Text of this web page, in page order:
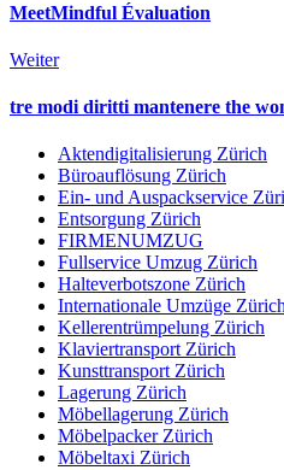
MeetMindful Évaluation
Weiter
tre modi diritti mantenere the
Aktendigitalisierung Zürich
Büroauflösung Zürich
Ein- und Auspackservice
Entsorgung Zürich
FIRMENUMZUG
Fullservice Umzug Zürich​
Halteverbotszone Zürich
Internationale Umzüge Zürich
Kellerentrümpelung Zürich
Klaviertransport Zürich
Kunsttransport Zürich
Lagerung Zürich
Möbellagerung Zürich
Möbelpacker Zürich
Möbeltaxi Zürich